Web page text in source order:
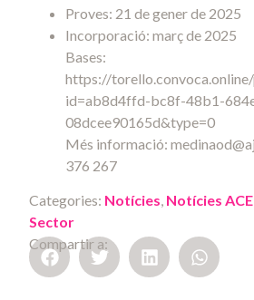
Proves: 21 de gener de 2025
Incorporació: març de 2025
Bases:
https://
id=ab8d4ffd-bc8f-48b1-
08dcee90165d&type=0
Més informació:
376 267
Categories: Notícies, Notícies
Sector
Compartir a: